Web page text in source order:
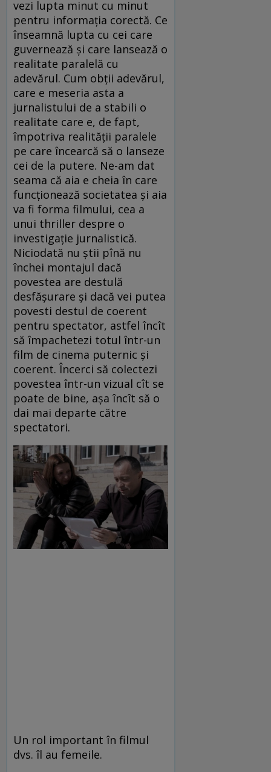
vezi lupta minut cu minut
pentru informația corectă. Ce
înseamnă lupta cu cei care
guvernează și care lansează o
realitate paralelă cu
adevărul. Cum obții adevărul,
care e meseria asta a
jurnalistului de a stabili o
realitate care e, de fapt,
împotriva realității paralele
pe care încearcă să o lanseze
cei de la putere. Ne-am dat
seama că aia e cheia în care
funcționează societatea și aia
va fi forma filmului, cea a
unui thriller despre o
investigație jurnalistică.
Niciodată nu știi pînă nu
închei montajul dacă
povestea are destulă
desfășurare și dacă vei putea
povesti destul de coerent
pentru spectator, astfel încît
să împachetezi totul într-un
film de cinema puternic și
coerent. Încerci să colectezi
povestea într-un vizual cît se
poate de bine, așa încît să o
dai mai departe către
spectatori.
Un rol important în filmul
dvs. îl au femeile.